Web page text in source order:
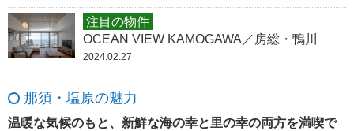
注目の物件
OCEAN VIEW KAMOGAWA／房総・鴨川
2024.02.27
那須・塩原の魅力
温暖な気候のもと、新鮮な海の幸と里の幸の両方を満喫で